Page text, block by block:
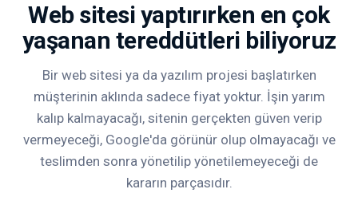
Web sitesi yaptırırken en çok
yaşanan tereddütleri biliyoruz
Bir web sitesi ya da yazılım projesi başlatırken
müşterinin aklında sadece fiyat yoktur. İşin yarım
kalıp kalmayacağı, sitenin gerçekten güven verip
vermeyeceği, Google'da görünür olup olmayacağı ve
teslimden sonra yönetilip yönetilemeyeceği de
kararın parçasıdır.